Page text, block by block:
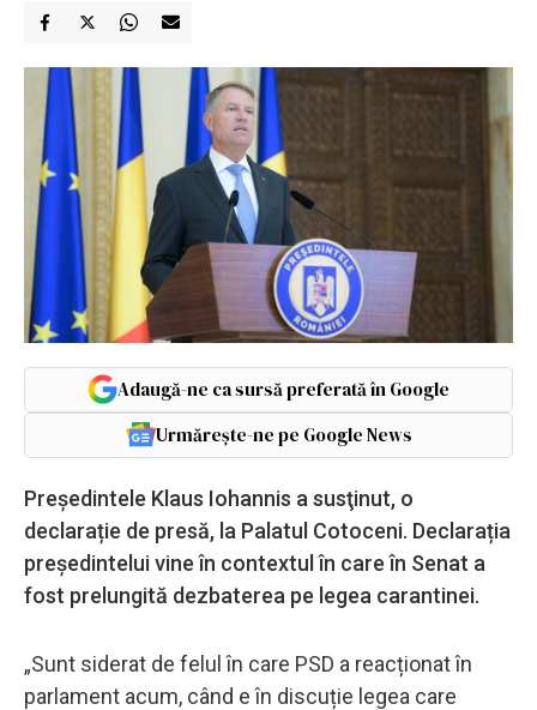
Adaugă-ne ca sursă preferată în Google
Urmărește-ne pe Google News
Președintele Klaus Iohannis a susţinut, o
declarație de presă, la Palatul Cotoceni. Declarația
președintelui vine în contextul în care în Senat a
fost prelungită dezbaterea pe legea carantinei.
„Sunt siderat de felul în care PSD a reacționat în
parlament acum, când e în discuție legea care